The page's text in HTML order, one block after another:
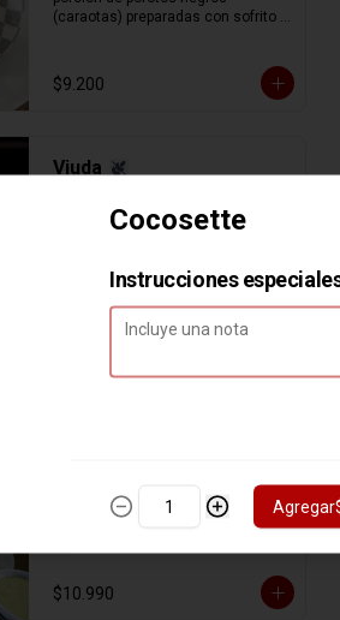
(caraotas) preparadas con sofrito
rodajas.
$9.200
Viuda
Este fabuloso relleno es idea de
nuestro apreciado comensal josé,
es la combinación del pollo de la
rallado.
$10.990
Cocosette
Instrucciones
Agregar